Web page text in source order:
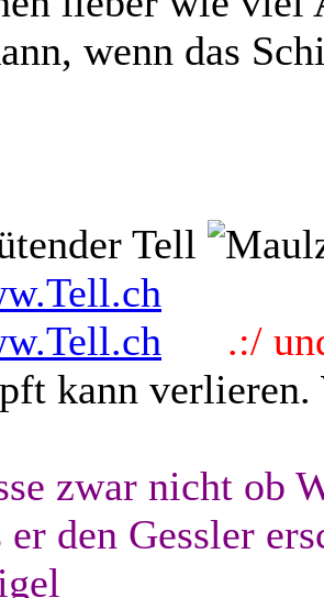
wenn das
Tell
.:/
kann
zwar nicht ob
er den Gessler